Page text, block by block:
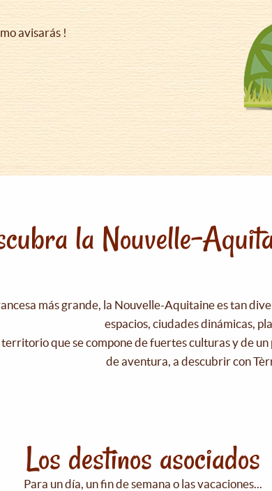
avisarás !
la Nouvelle-
más grande, la Nouvelle-Aquitaine es tan
espacios, ciudades dinámicas,
territorio que se compone de fuertes culturas y de
de aventura, a descubrir con
Los destinos asociados
Para un día, un fin de semana o las vacaciones...